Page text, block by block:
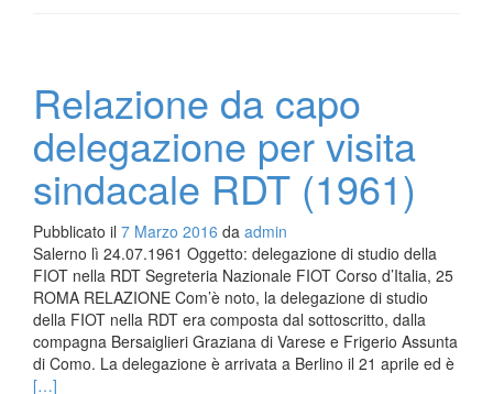
Relazione da capo
delegazione per visita
sindacale RDT (1961)
Pubblicato il 7 Marzo 2016 da admin
Salerno lì 24.07.1961 Oggetto: delegazione di studio della
FIOT nella RDT Segreteria Nazionale FIOT Corso d’Italia, 25
ROMA RELAZIONE Com’è noto, la delegazione di studio
della FIOT nella RDT era composta dal sottoscritto, dalla
compagna Bersaiglieri Graziana di Varese e Frigerio Assunta
di Como. La delegazione è arrivata a Berlino il 21 aprile ed èLeggi
[…]